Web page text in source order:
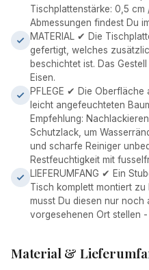
Tischplattenstärke: 0,5 cm
Abmessungen findest Du
MATERIAL ✔ Die
gefertigt, welches
beschichtet ist. Das
Eisen.
PFLEGE ✔ Die Oberfläche
leicht angefeuchteten
Empfehlung:
Schutzlack, um
und scharfe Reiniger
Restfeuchtigkeit mit
LIEFERUMFANG ✔ Ein
Tisch komplett montiert zu
musst Du diesen nur noch
vorgesehenen Ort stellen -
Material &